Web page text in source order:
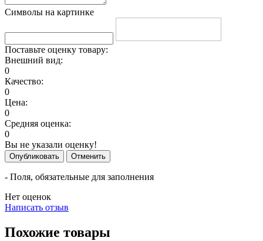
Символы на картинке
Поставьте оценку товару:
Внешний вид:
0
Качество:
0
Цена:
0
Средняя оценка:
0
Вы не указали оценку!
Опубликовать Отменить
- Поля, обязательные для заполнения
Нет оценок
Написать отзыв
Похожие товары